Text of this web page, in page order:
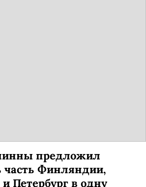
предложил
часть Финляндии,
Петербург в одну